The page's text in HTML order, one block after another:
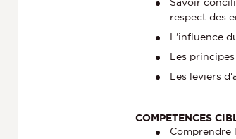
respect des
L'influence
Les
Les leviers
COMPETENCES
Comprendre